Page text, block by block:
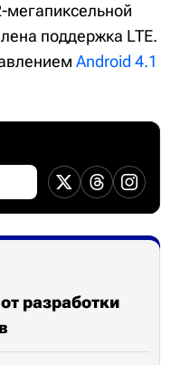
мегапиксельной
поддержка LTE.
Android 4.1
разработки